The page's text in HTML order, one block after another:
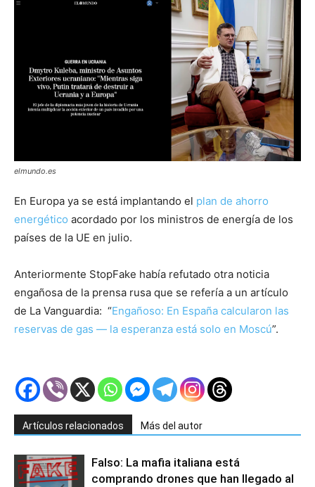
elmundo.es
En Europa ya se está implantando el plan de ahorro
energético acordado por los ministros de energía de los
países de la UE en julio.
Anteriormente StopFake había refutado otra noticia
engañosa de la prensa rusa que se refería a un artículo
de La Vanguardia: “Engañoso: En España calcularon las
reservas de gas — la esperanza está solo en Moscú”.
Artículos relacionados Más del autor
Falso: La mafia italiana está
comprando drones que han llegado al